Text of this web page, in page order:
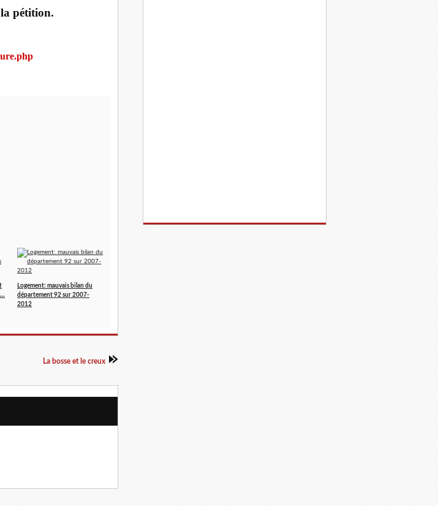
pétition.
Logement: mauvais bilan du
département 92 sur 2007-
2012
La bosse et le creux